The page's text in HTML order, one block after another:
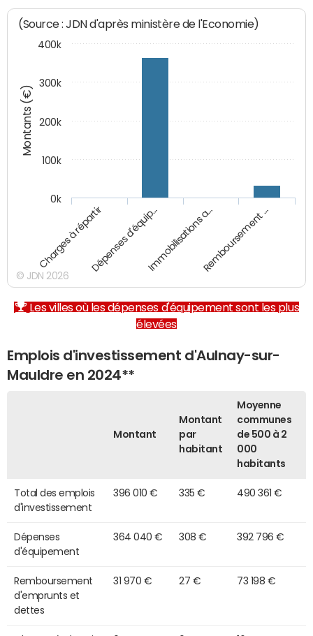
Montants (€)
(Source : JDN d'après ministère de l'Economie)
Charges à répartirDépenses d'équip…Immobilisations a…Remboursement …
0k
100k
200k
300k
400k
© JDN 2026
Les villes où les dépenses d'équipement sont les plus
élevées
Emplois d'investissement d'Aulnay-sur-
Mauldre en 2024**
Montant
Montant
par
habitant
Moyenne
communes
de 500 à 2
000
habitants
Total des emplois
d'investissement
396 010 € 335 € 490 361 €
Dépenses
d'équipement
364 040 € 308 € 392 796 €
Remboursement
d'emprunts et
dettes
31 970 € 27 € 73 198 €